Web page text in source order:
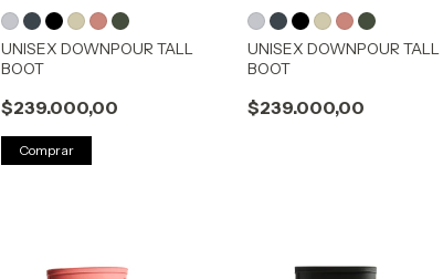
UNISEX DOWNPOUR TALL
BOOT
$239.000,00
Comprar
UNISEX DOWNPOUR TALL
BOOT
$239.000,00